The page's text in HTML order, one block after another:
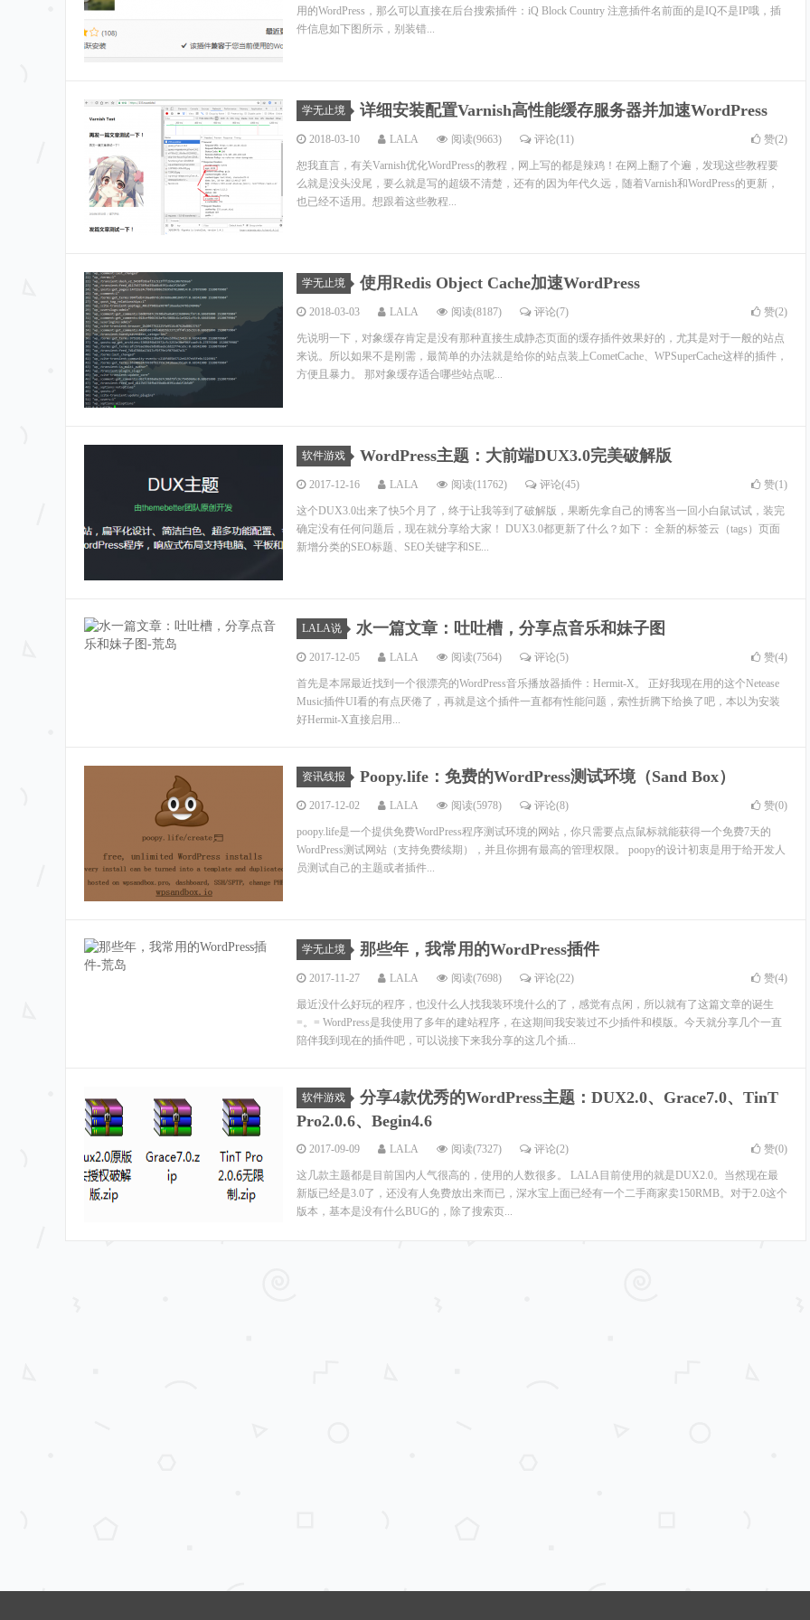
用的WordPress，那么可以直接在后台搜索插件：iQ Block Country 注意插件名前面的是IQ不是IP哦，插
件信息如下图所示，别装错...
学无止境 详细安装配置Varnish高性能缓存服务器并加速WordPress
2018-03-10 LALA 阅读(9663) 评论(11) 赞(2)
恕我直言，有关Varnish优化WordPress的教程，网上写的都是辣鸡！在网上翻了个遍，发现这些教程要
么就是没头没尾，要么就是写的超级不清楚，还有的因为年代久远，随着Varnish和WordPress的更新，
也已经不适用。想跟着这些教程...
学无止境 使用Redis Object Cache加速WordPress
2018-03-03 LALA 阅读(8187) 评论(7) 赞(2)
先说明一下，对象缓存肯定是没有那种直接生成静态页面的缓存插件效果好的，尤其是对于一般的站点
来说。所以如果不是刚需，最简单的办法就是给你的站点装上CometCache、WPSuperCache这样的插件，
方便且暴力。 那对象缓存适合哪些站点呢...
软件游戏 WordPress主题：大前端DUX3.0完美破解版
2017-12-16 LALA 阅读(11762) 评论(45) 赞(1)
这个DUX3.0出来了快5个月了，终于让我等到了破解版，果断先拿自己的博客当一回小白鼠试试，装完
确定没有任何问题后，现在就分享给大家！ DUX3.0都更新了什么？如下： 全新的标签云（tags）页面
新增分类的SEO标题、SEO关键字和SE...
LALA说 水一篇文章：吐吐槽，分享点音乐和妹子图
2017-12-05 LALA 阅读(7564) 评论(5) 赞(4)
首先是本屌最近找到一个很漂亮的WordPress音乐播放器插件：Hermit-X。 正好我现在用的这个Netease
Music插件UI看的有点厌倦了，再就是这个插件一直都有性能问题，索性折腾下给换了吧，本以为安装
好Hermit-X直接启用...
资讯线报 Poopy.life：免费的WordPress测试环境（Sand Box）
2017-12-02 LALA 阅读(5978) 评论(8) 赞(0)
poopy.life是一个提供免费WordPress程序测试环境的网站，你只需要点点鼠标就能获得一个免费7天的
WordPress测试网站（支持免费续期），并且你拥有最高的管理权限。 poopy的设计初衷是用于给开发人
员测试自己的主题或者插件...
学无止境 那些年，我常用的WordPress插件
2017-11-27 LALA 阅读(7698) 评论(22) 赞(4)
最近没什么好玩的程序，也没什么人找我装环境什么的了，感觉有点闲，所以就有了这篇文章的诞生
=。= WordPress是我使用了多年的建站程序，在这期间我安装过不少插件和模版。今天就分享几个一直
陪伴我到现在的插件吧，可以说接下来我分享的这几个插...
软件游戏
分享4款优秀的WordPress主题：DUX2.0、Grace7.0、TinT
Pro2.0.6、Begin4.6
2017-09-09 LALA 阅读(7327) 评论(2) 赞(0)
这几款主题都是目前国内人气很高的，使用的人数很多。 LALA目前使用的就是DUX2.0。当然现在最
新版已经是3.0了，还没有人免费放出来而已，深水宝上面已经有一个二手商家卖150RMB。对于2.0这个
版本，基本是没有什么BUG的，除了搜索页...